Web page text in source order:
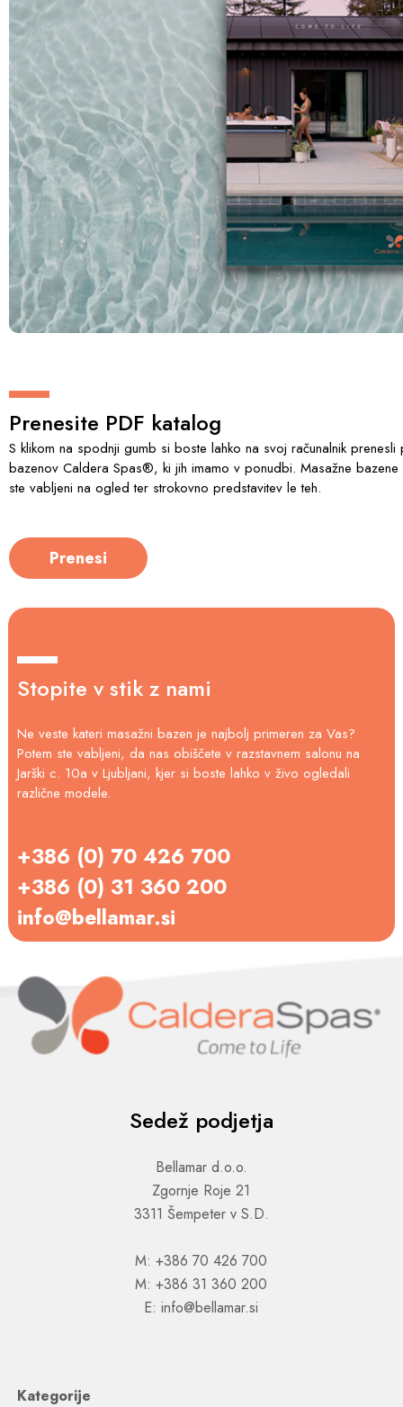
Prenesite PDF katalog
S klikom na spodnji gumb si boste lahko na svoj računalnik
bazenov Caldera Spas®, ki jih imamo v ponudbi. Masažne
ste vabljeni na ogled ter strokovno predstavitev le teh.
Prenesi
Stopite v stik z nami
Ne veste kateri masažni bazen je najbolj primeren za Vas?
Potem ste vabljeni, da nas obiščete v razstavnem salonu na
Jarški c. 10a v Ljubljani, kjer si boste lahko v živo ogledali
različne modele.
+386 (0) 70 426 700
+386 (0) 31 360 200
info@bellamar.si
Sedež podjetja
Bellamar d.o.o.
Zgornje Roje 21
3311 Šempeter v S.D.
M: +386 70 426 700
M: +386 31 360 200
E: info@bellamar.si
Kategorije